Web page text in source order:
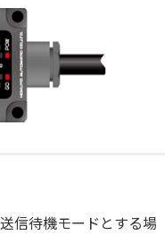
信待機モードとする場